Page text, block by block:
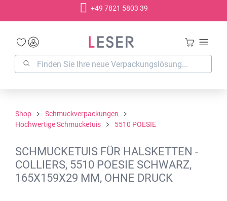
+49 7821 5803 39
Shop
Schmuckverpackungen
Hochwertige Schmucketuis
5510 POESIE
SCHMUCKETUIS FÜR HALSKETTEN -
COLLIERS, 5510 POESIE SCHWARZ,
165X159X29 MM, OHNE DRUCK